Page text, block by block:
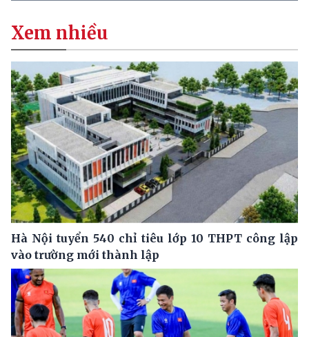
Xem nhiều
Hà Nội tuyển 540 chỉ tiêu lớp 10 THPT công lập
vào trường mới thành lập